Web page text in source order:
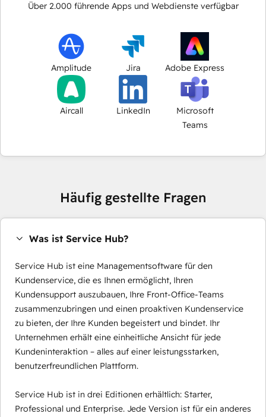
Über 2.000 führende Apps und Webdienste verfügbar
Amplitude Jira Adobe Express
Aircall LinkedIn
Microsoft
Teams
Häufig gestellte Fragen
Was ist Service Hub?
Service Hub ist eine Managementsoftware für den
Kundenservice, die es Ihnen ermöglicht, Ihren
Kundensupport auszubauen, Ihre Front-Office-Teams
zusammenzubringen und einen proaktiven Kundenservice
zu bieten, der Ihre Kunden begeistert und bindet. Ihr
Unternehmen erhält eine einheitliche Ansicht für jede
Kundeninteraktion – alles auf einer leistungsstarken,
benutzerfreundlichen Plattform.
Service Hub ist in drei Editionen erhältlich: Starter,
Professional und Enterprise. Jede Version ist für ein anderes